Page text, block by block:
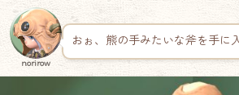
norirow
おぉ、熊の手みたいな斧を手に